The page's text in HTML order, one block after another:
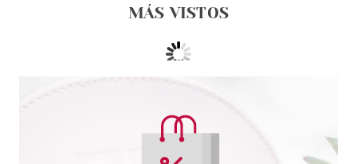
MÁS VISTOS